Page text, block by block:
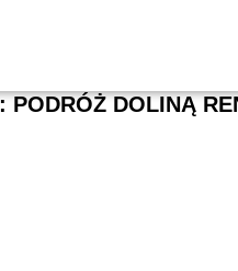
PODRÓŻ DOLINĄ